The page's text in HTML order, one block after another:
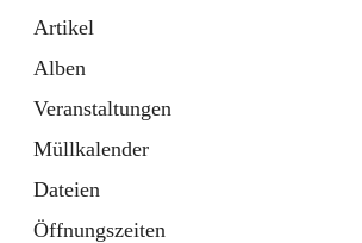
Artikel
Alben
Veranstaltungen
Müllkalender
Dateien
Öffnungszeiten
Gemeindeservice